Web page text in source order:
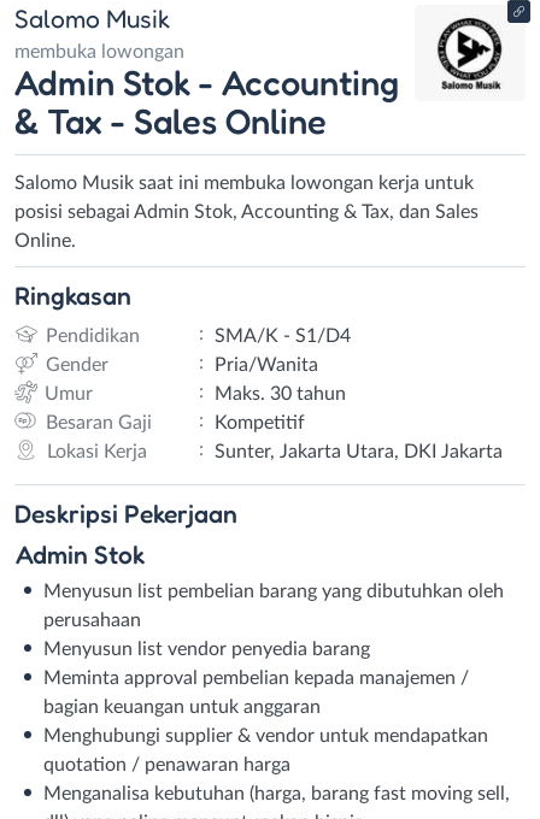
Salomo Musik
membuka lowongan
Admin Stok - Accounting
& Tax - Sales Online
Salomo Musik saat ini membuka lowongan kerja untuk
posisi sebagai Admin Stok, Accounting & Tax, dan Sales
Online.
Ringkasan
Pendidikan :
SMA/K - S1/D4
Gender
:
Pria/Wanita
Umur
:
Maks. 30 tahun
Besaran Gaji
:
Kompetitif
Lokasi Kerja
: Sunter, Jakarta Utara, DKI Jakarta
Deskripsi Pekerjaan
Admin Stok
Menyusun list pembelian barang yang dibutuhkan oleh
perusahaan
Menyusun list vendor penyedia barang
Meminta approval pembelian kepada manajemen /
bagian keuangan untuk anggaran
Menghubungi supplier & vendor untuk mendapatkan
quotation / penawaran harga
Menganalisa kebutuhan (harga, barang fast moving sell,